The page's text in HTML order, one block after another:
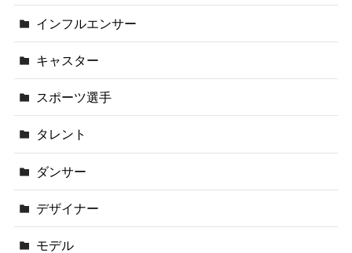
インフルエンサー
キャスター
スポーツ選手
タレント
ダンサー
デザイナー
モデル